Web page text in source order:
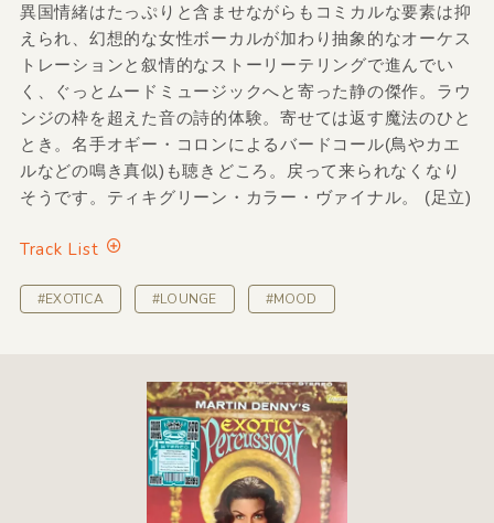
異国情緒はたっぷりと含ませながらもコミカルな要素は抑
えられ、幻想的な女性ボーカルが加わり抽象的なオーケス
トレーションと叙情的なストーリーテリングで進んでい
く、ぐっとムードミュージックへと寄った静の傑作。ラウ
ンジの枠を超えた音の詩的体験。寄せては返す魔法のひと
とき。名手オギー・コロンによるバードコール(鳥やカエ
ルなどの鳴き真似)も聴きどころ。戻って来られなくなり
そうです。ティキグリーン・カラー・ヴァイナル。 (足立)
Track List
#EXOTICA #LOUNGE #MOOD